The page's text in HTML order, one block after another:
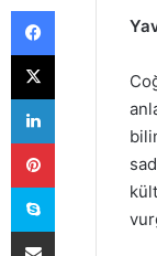
Facebook
X
LinkedIn
Pinterest
Skype
E-Posta ile paylaş